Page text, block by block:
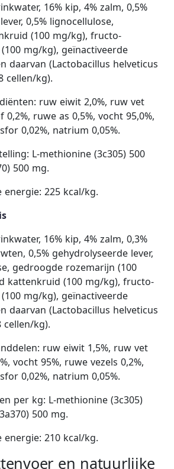
16% kip, 4% zalm, 0,5%
0,5% lignocellulose,
(100 mg/kg), fructo-
mg/kg), geïnactiveerde
daarvan (Lactobacillus helveticus
cellen/kg).
ruw eiwit 2,0%, ruw vet
0,2%, ruwe as 0,5%, vocht 95,0%,
0,02%, natrium 0,05%.
L-methionine (3c305) 500
500 mg.
225 kcal/kg.
16% kip, 4% zalm, 0,3%
0,5% gehydrolyseerde lever,
gedroogde rozemarijn (100
kattenkruid (100 mg/kg), fructo-
mg/kg), geïnactiveerde
daarvan (Lactobacillus helveticus
cellen/kg).
ruw eiwit 1,5%, ruw vet
vocht 95%, ruwe vezels 0,2%,
0,02%, natrium 0,05%.
per kg: L-methionine (3c305)
500 mg.
210 kcal/kg.
en natuurlijke